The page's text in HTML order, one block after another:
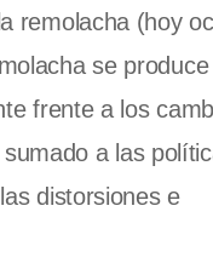
remolacha (hoy
se
frente a los
a las
distorsiones e